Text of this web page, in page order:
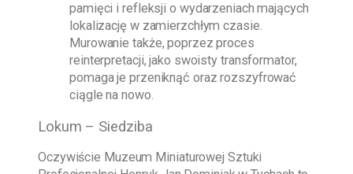
pamięci i refleksji o wydarzeniach mających
lokalizację w zamierzchłym czasie.
Murowanie także, poprzez proces
reinterpretacji, jako swoisty transformator,
pomaga je przeniknąć oraz rozszyfrować
ciągle na nowo.
Lokum – Siedziba
Oczywiście Muzeum Miniaturowej Sztuki